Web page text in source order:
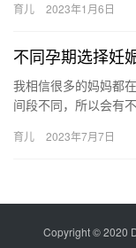
育儿 2023年1月6日
不同孕期选择妊
我相信很多的妈妈都
间段不同，所以会有
的时…
育儿 2023年7月7日
Copyright © 2020